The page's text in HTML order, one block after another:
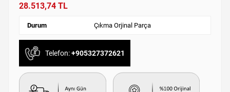
28.513,74 TL
Durum Çıkma Orjinal Parça
Telefon:+905327372621